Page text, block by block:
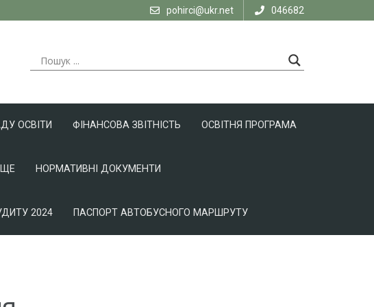
pohirci@ukr.net 046682
ОСВІТИ ФІНАНСОВА ЗВІТНІСТЬ ОСВІТНЯ ПРОГРАМА
НОРМАТИВНІ ДОКУМЕНТИ
2024 ПАСПОРТ АВТОБУСНОГО МАРШРУТУ